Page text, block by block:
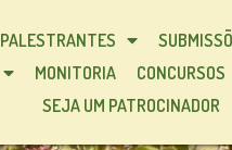
PALESTRANTES
MONITORIA CONCURSOS
SEJA UM PATROCINADOR